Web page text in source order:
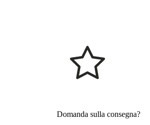
Domanda sulla consegna?